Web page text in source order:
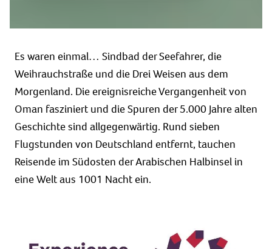
Es waren einmal… Sindbad der Seefahrer, die
Weihrauchstraße und die Drei Weisen aus dem
Morgenland. Die ereignisreiche Vergangenheit von
Oman fasziniert und die Spuren der 5.000 Jahre alten
Geschichte sind allgegenwärtig. Rund sieben
Flugstunden von Deutschland entfernt, tauchen
Reisende im Südosten der Arabischen Halbinsel in
eine Welt aus 1001 Nacht ein.